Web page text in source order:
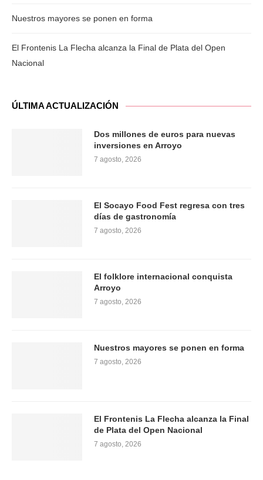
Nuestros mayores se ponen en forma
El Frontenis La Flecha alcanza la Final de Plata del Open
Nacional
ÚLTIMA ACTUALIZACIÓN
Dos millones de euros para nuevas
inversiones en Arroyo
7 agosto, 2026
El Socayo Food Fest regresa con tres
días de gastronomía
7 agosto, 2026
El folklore internacional conquista
Arroyo
7 agosto, 2026
Nuestros mayores se ponen en forma
7 agosto, 2026
El Frontenis La Flecha alcanza la Final
de Plata del Open Nacional
7 agosto, 2026